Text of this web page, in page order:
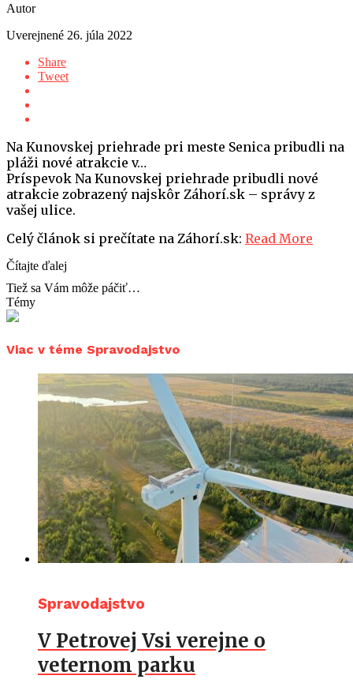
Autor
Uverejnené 26. júla 2022
Share
Tweet
Na Kunovskej priehrade pri meste Senica pribudli na
pláži nové atrakcie v…
Príspevok Na Kunovskej priehrade pribudli nové
atrakcie zobrazený najskôr Záhorí.sk – správy z
vašej ulice.
Celý článok si prečítate na Záhorí.sk: Read More
Čítajte ďalej
Tiež sa Vám môže páčiť…
Témy
Viac v téme Spravodajstvo
Spravodajstvo
V Petrovej Vsi verejne o
veternom parku